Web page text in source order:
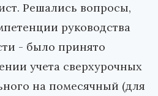
Решались вопросы,
руководства
- было принято
учета сверхурочных
на помесячный (для